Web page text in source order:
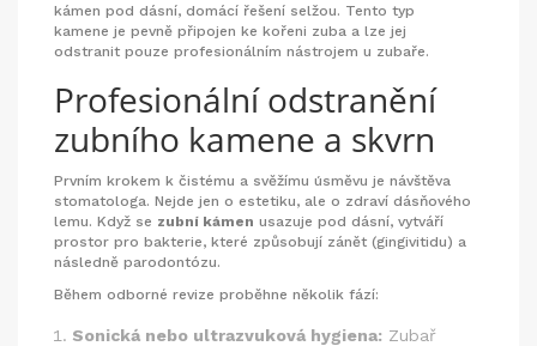
kámen pod dásní, domácí řešení selžou. Tento typ
kamene je pevně připojen ke kořeni zuba a lze jej
odstranit pouze profesionálním nástrojem u zubaře.
Profesionální odstranění
zubního kamene a skvrn
Prvním krokem k čistému a svěžímu úsměvu je návštěva
stomatologa. Nejde jen o estetiku, ale o zdraví dásňového
lemu. Když se zubní kámen usazuje pod dásní, vytváří
prostor pro bakterie, které způsobují zánět (gingivitidu) a
následně parodontózu.
Během odborné revize proběhne několik fází:
Sonická nebo ultrazvuková hygiena: Zubař